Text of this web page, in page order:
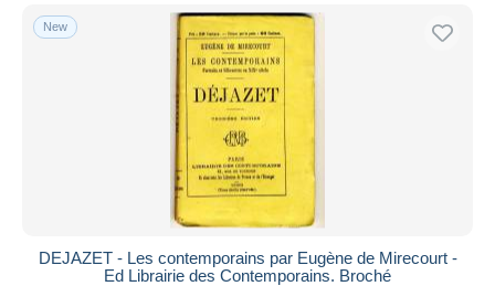
New
DEJAZET - Les contemporains par Eugène de Mirecourt -
Ed Librairie des Contemporains. Broché